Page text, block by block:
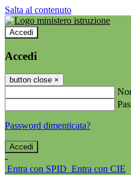
Salta al contenuto
Accedi
Accedi
button close ×
Password dimenticata?
-
Entra con SPID Entra con CIE